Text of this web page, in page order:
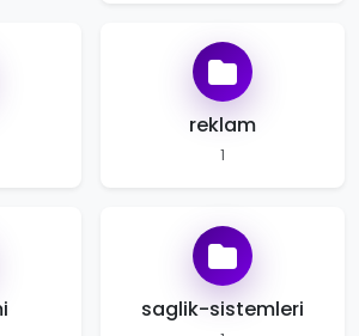
reklam
1
saglik-sistemleri